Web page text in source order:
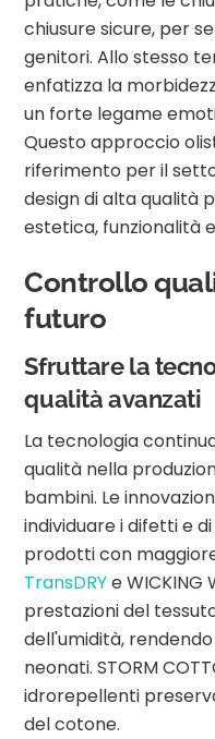
chiusure sicure, per
genitori. Allo stesso
enfatizza la
un forte legame
Questo approccio
riferimento per il
design di alta qualità
estetica, funzionalità
Controllo
futuro
Sfruttare la
qualità avanzati
La tecnologia
qualità nella
bambini. Le
individuare i difetti e
prodotti con
TransDRYe WICKING
prestazioni del
dell'umidità,
neonati. STORM
idrorepellenti
del cotone.